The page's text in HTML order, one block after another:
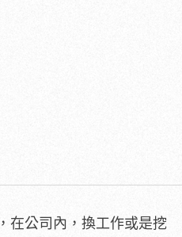
在公司內，換工作或是挖